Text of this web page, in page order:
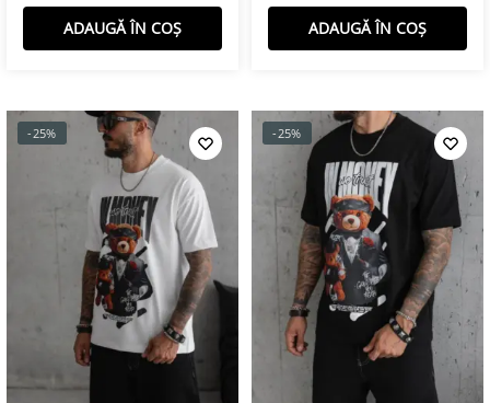
ADAUGĂ ÎN COȘ ADAUGĂ ÎN COȘ
-25% -25%